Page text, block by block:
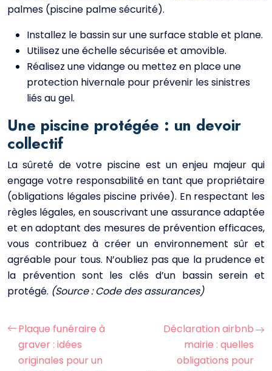
palmes (piscine palme sécurité).
Installez le bassin sur une surface stable et plane.
Utilisez une échelle sécurisée et amovible.
Réalisez une vidange ou mettez en place une
protection hivernale pour prévenir les sinistres
liés au gel.
Une piscine protégée : un devoir
collectif
La sûreté de votre piscine est un enjeu majeur qui
engage votre responsabilité en tant que propriétaire
(obligations légales piscine privée). En respectant les
règles légales, en souscrivant une assurance adaptée
et en adoptant des mesures de prévention efficaces,
vous contribuez à créer un environnement sûr et
agréable pour tous. N’oubliez pas que la prudence et
la prévention sont les clés d’un bassin serein et
protégé. (Source : Code des assurances)
Plaque funéraire à
graver : idées
originales pour un
Déclaration airbnb
mairie : quelles
obligations pour